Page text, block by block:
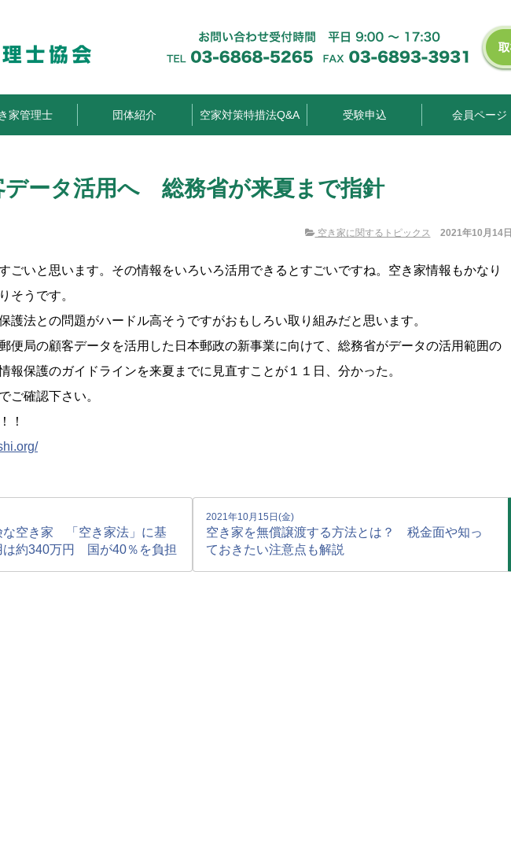
家管理士 団体紹介 空家対策特措法Q&A 受験申込 会員ページ
データ活用へ 総務省が来夏まで指針
空き家に関するトピックス 2021年10月14日
ごいと思います。その情報をいろいろ活用できるとすごいですね。空き家情報もかなり
そうです。
護法との問題がハードル高そうですがおもしろい取り組みだと思います。
便局の顧客データを活用した日本郵政の新事業に向けて、総務省がデータの活用範囲の
報保護のガイドラインを来夏までに見直すことが１１日、分かった。
でご確認下さい。
！
な空き家 「空き家法」に基
約340万円 国が40％を負担
2021年10月15日(金)
空き家を無償譲渡する方法とは？ 税金面や知っ
ておきたい注意点も解説